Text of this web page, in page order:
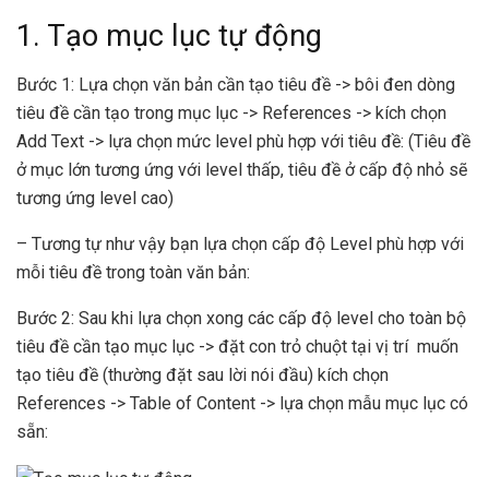
1. Tạo mục lục tự động
Bước 1: Lựa chọn văn bản cần tạo tiêu đề -> bôi đen dòng
tiêu đề cần tạo trong mục lục -> References -> kích chọn
Add Text -> lựa chọn mức level phù hợp với tiêu đề: (Tiêu đề
ở mục lớn tương ứng với level thấp, tiêu đề ở cấp độ nhỏ sẽ
tương ứng level cao)
– Tương tự như vậy bạn lựa chọn cấp độ Level phù hợp với
mỗi tiêu đề trong toàn văn bản:
Bước 2: Sau khi lựa chọn xong các cấp độ level cho toàn bộ
tiêu đề cần tạo mục lục -> đặt con trỏ chuột tại vị trí muốn
tạo tiêu đề (thường đặt sau lời nói đầu) kích chọn
References -> Table of Content -> lựa chọn mẫu mục lục có
sẵn: